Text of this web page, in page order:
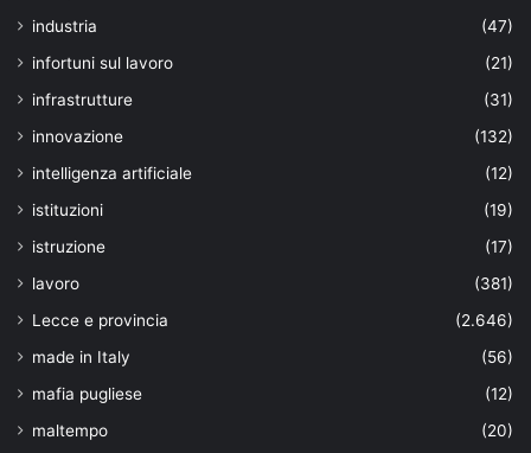
industria
(47)
infortuni sul lavoro
(21)
infrastrutture
(31)
innovazione
(132)
intelligenza artificiale
(12)
istituzioni
(19)
istruzione
(17)
lavoro
(381)
Lecce e provincia
(2.646)
made in Italy
(56)
mafia pugliese
(12)
maltempo
(20)